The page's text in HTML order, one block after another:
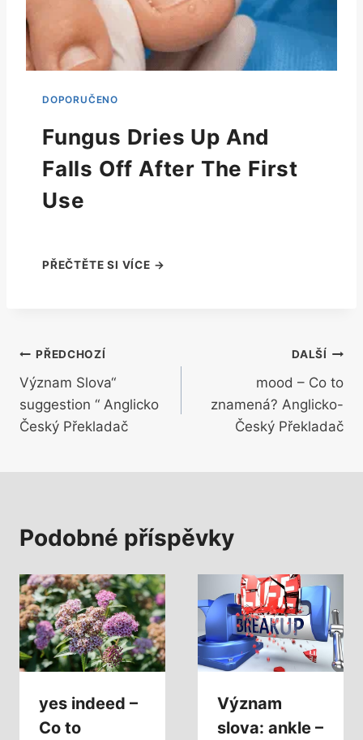
Fungus Dries Up And
Falls Off After The First
Use
Navigace
pro
příspěvek
PŘEDCHOZÍ
Význam Slova“
suggestion “ Anglicko
Český Překladač
DALŠÍ
mood – Co to
znamená? Anglicko-
Český Překladač
Podobné příspěvky
yes indeed –
Co to
Význam
slova: ankle –